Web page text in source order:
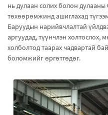
нь дулаан солих болон
төхөөрөмжинд ашиглахад
Баруудын нарийвчлалтай
аргуудад, түүнчлэн холтослох,
холболтод таарах чадвартай
боломжийг өргөтгөдөг.